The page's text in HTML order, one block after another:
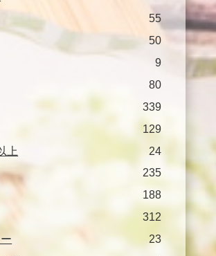
55
50
9
80
339
129
上
24
235
188
312
23